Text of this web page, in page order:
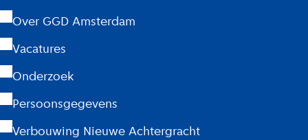
Over GGD Amsterdam
Vacatures
Onderzoek
Persoonsgegevens
Verbouwing Nieuwe Achtergracht